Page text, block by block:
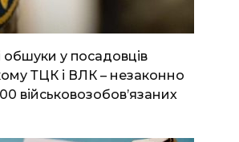
у посадовців
ТЦК і ВЛК – незаконно
військовозобов’язаних